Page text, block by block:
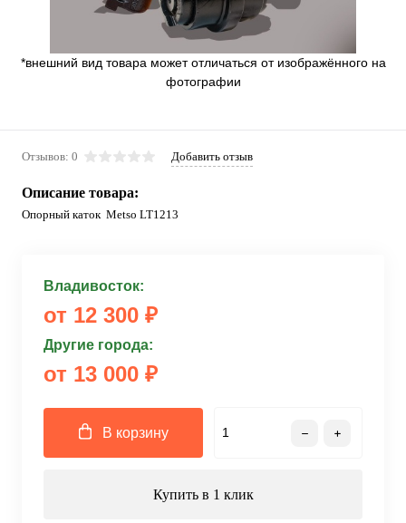
*внешний вид товара может отличаться от изображённого на
фотографии
Отзывов: 0 Добавить отзыв
Описание товара:
Опорный каток Metso LT1213
Владивосток:
от 12 300 ₽
Другие города:
от 13 000 ₽
В корзину
Купить в 1 клик